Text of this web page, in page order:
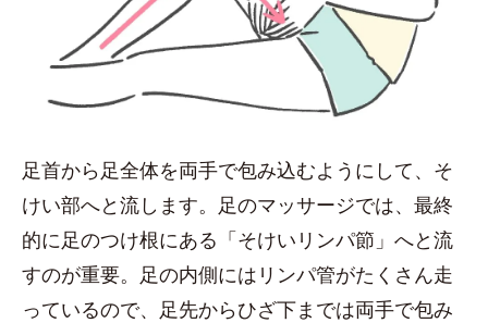
足首から足全体を両手で包み込むようにして、そ
けい部へと流します。足のマッサージでは、最終
的に足のつけ根にある「そけいリンパ節」へと流
すのが重要。足の内側にはリンパ管がたくさん走
っているので、足先からひざ下までは両手で包み